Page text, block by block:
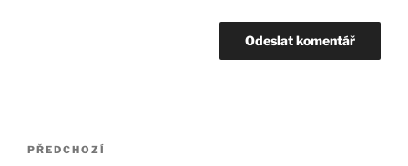
Navigace
Předchozí
PŘEDCHOZÍ